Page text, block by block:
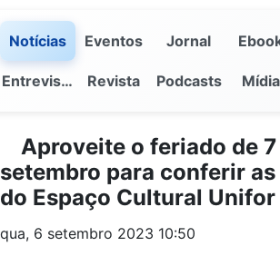
Notícias Eventos Jornal
Entrevistas Revista Podcasts
Aproveite o feriado de
setembro para conferir
do Espaço Cultural Unifor
qua, 6 setembro 2023 10:50